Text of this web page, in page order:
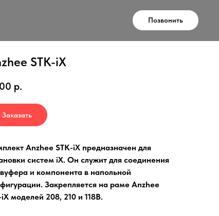
Позвонить
STK-iX
р.
Заказать
Anzhee STK-iX предназначен для
систем iX. Он служит для соединения
и компонента в напольной
Закрепляется на раме Anzhee
моделей 208, 210 и 118B.